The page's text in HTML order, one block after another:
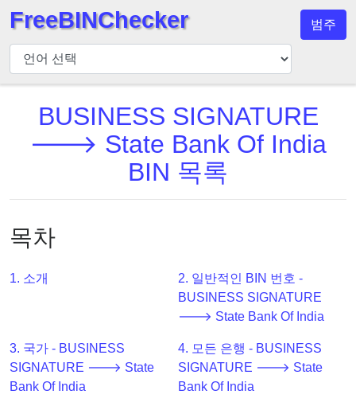
BIN
검
사
BIN
호
API
BIN
Checker
v2
FreeBINChecker 범주
BUSINESS SIGNATURE
🡒 State Bank Of India
BIN 목록
목차
1. 소개
2. 일반적인 BIN 번호 -
BUSINESS SIGNATURE
🡒 State Bank Of India
3. 국가 - BUSINESS
SIGNATURE 🡒 State
Bank Of India
4. 모든 은행 - BUSINESS
SIGNATURE 🡒 State
Bank Of India